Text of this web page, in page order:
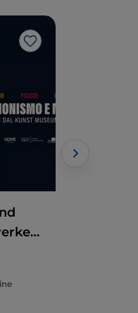
Like